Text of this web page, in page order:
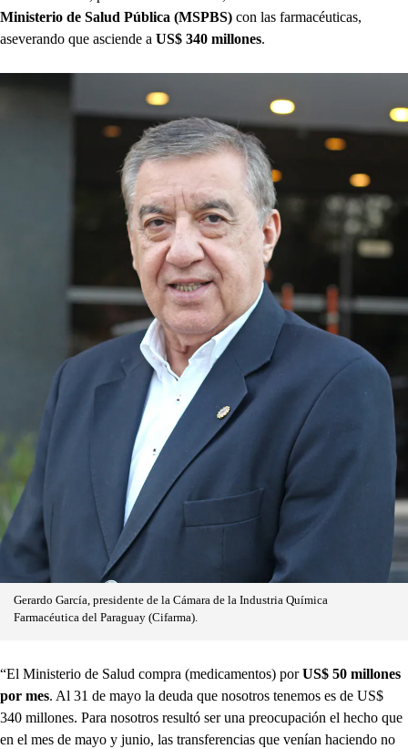
Ministerio de Salud Pública (MSPBS) con las farmacéuticas,
aseverando que asciende a US$ 340 millones.
Gerardo García, presidente de la Cámara de la Industria Química
Farmacéutica del Paraguay (Cifarma).
“El Ministerio de Salud compra (medicamentos) porUS$ 50 millones
por mes. Al 31 de mayo la deuda que nosotros tenemos es de US$
340 millones. Para nosotros resultó ser una preocupación el hecho que
en el mes de mayo y junio, las transferencias que venían haciendo no